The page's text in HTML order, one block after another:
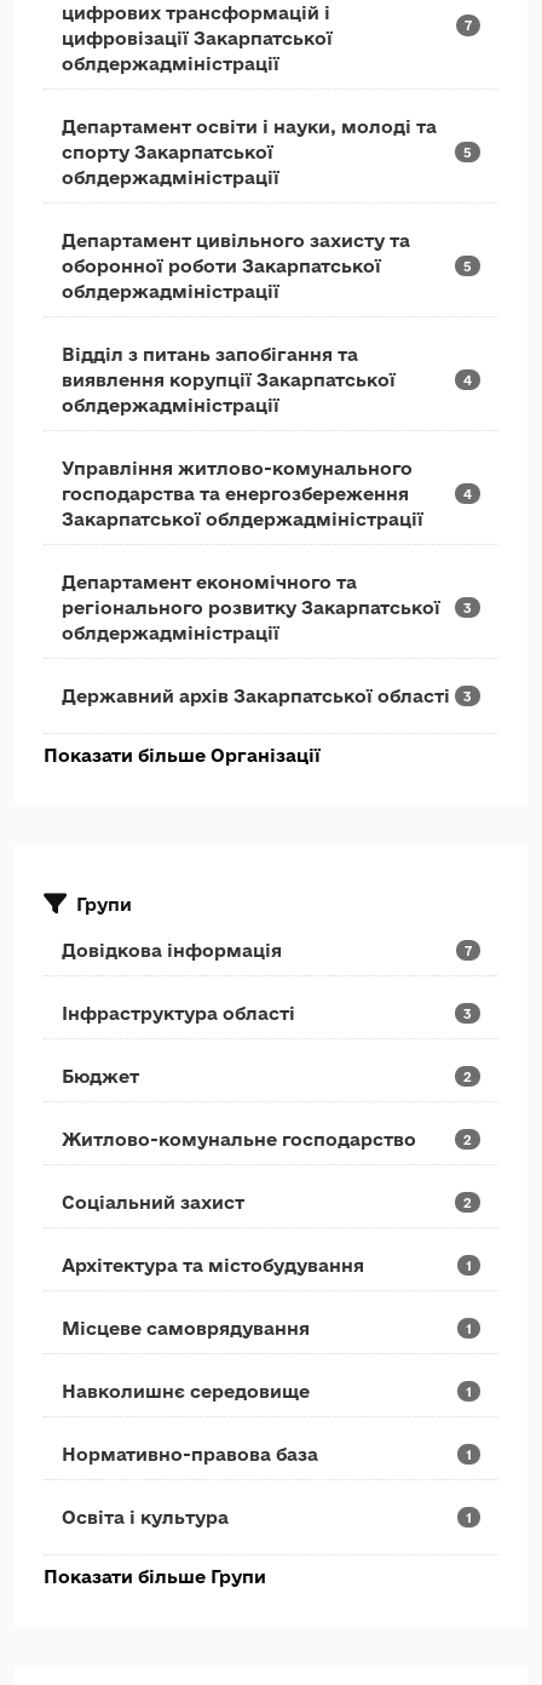
цифрових трансформацій і
цифровізації Закарпатської
облдержадміністрації
7
Департамент освіти і науки, молоді та
спорту Закарпатської
облдержадміністрації
5
Департамент цивільного захисту та
оборонної роботи Закарпатської
облдержадміністрації
5
Відділ з питань запобігання та
виявлення корупції Закарпатської
облдержадміністрації
4
Управління житлово-комунального
господарства та енергозбереження
Закарпатської облдержадміністрації
4
Департамент економічного та
регіонального розвитку Закарпатської
облдержадміністрації
3
Державний архів Закарпатської області 3
Показати більше Організації
Групи
Довідкова інформація 7
Інфраструктура області 3
Бюджет 2
Житлово-комунальне господарство 2
Соціальний захист 2
Архітектура та містобудування 1
Місцеве самоврядування 1
Навколишнє середовище 1
Нормативно-правова база 1
Освіта і культура 1
Показати більше Групи